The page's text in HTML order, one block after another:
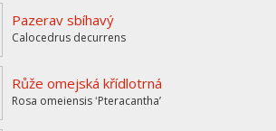
Pazerav sbíhavý
Calocedrus decurrens
Růže omejská křídlotrná
Rosa omeiensis ʻPteracanthaʼ